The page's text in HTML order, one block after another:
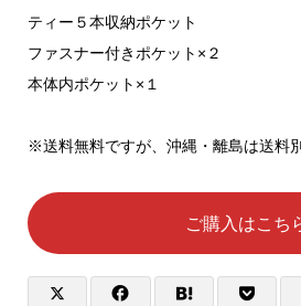
ティー５本収納ポケット
ファスナー付きポケット×２
本体内ポケット×１
※送料無料ですが、沖縄・離島は送料
ご購入はこち